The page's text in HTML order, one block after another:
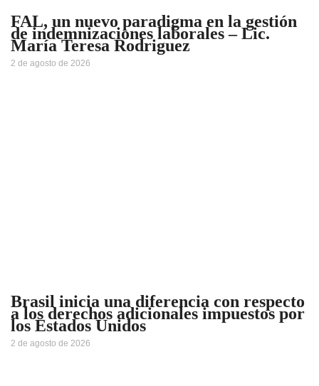
FAL, un nuevo paradigma en la gestión
de indemnizaciones laborales – Lic.
María Teresa Rodriguez
2 de agosto de 2026
Brasil inicia una diferencia con respecto
a los derechos adicionales impuestos por
los Estados Unidos
2 de agosto de 2026